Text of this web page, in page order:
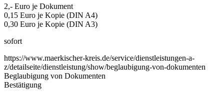
2,- Euro je Dokument
0,15 Euro je Kopie (DIN A4)
0,30 Euro je Kopie (DIN A3)
sofort
https://www.maerkischer-kreis.de/service/dienstleistungen-a-
z/detailseite/dienstleistung/show/beglaubigung-von-dokumenten
Beglaubigung von Dokumenten
Bestätigung